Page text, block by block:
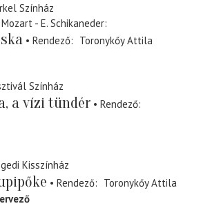
Színház
- E. Schikaneder
Rendező
Toronykőy Attila
Színház
a vízi tündér
Rendező
Kisszínház
Rendező
Toronykőy Attila